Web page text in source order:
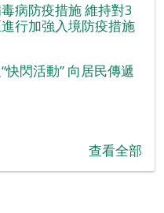
病防疫措施 維持對3
行加強入境防疫措施
閃活動” 向居民傳遞
查看全部